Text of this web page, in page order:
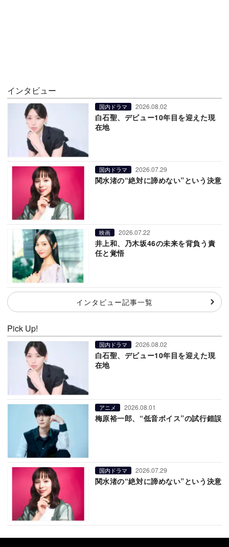
インタビュー
国内ドラマ 2026.08.02
白石聖、デビュー10年目を迎えた現
在地
国内ドラマ 2026.07.29
関水渚の“絶対に諦めない”という決意
映画 2026.07.22
井上和、乃木坂46の未来を背負う責
任と覚悟
インタビュー記事一覧
Pick Up!
国内ドラマ 2026.08.02
白石聖、デビュー10年目を迎えた現
在地
アニメ 2026.08.01
梅原裕一郎、“低音ボイス”の試行錯誤
国内ドラマ 2026.07.29
関水渚の“絶対に諦めない”という決意